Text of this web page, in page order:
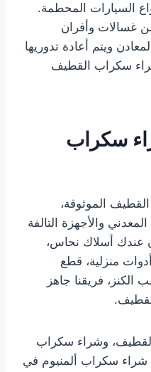
السيارات المحطمة.
غسالات وأفران
ويتم أعادة تدوريها
سكراب القطيف
سكراب
الموثوقة،
والأجهزة التالفة
عندك أسلاك نحاس،
منزلية، قطع
الكنز، فريقنا جاهز
وشراء سكراب
شراء سكراب ألمنيوم في